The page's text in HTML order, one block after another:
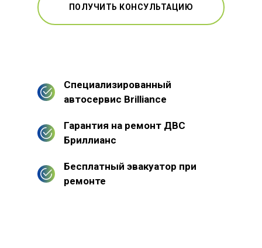
ПОЛУЧИТЬ КОНСУЛЬТАЦИЮ
Специализированный
автосервис Brilliance
Гарантия на ремонт ДВС
Бриллианс
Бесплатный эвакуатор при
ремонте